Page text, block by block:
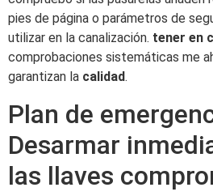
pies de página o parámetros de
utilizar en la canalización. tener en
comprobaciones sistemáticas me
garantizan la calidad.
Plan de
Desarmar
las llaves